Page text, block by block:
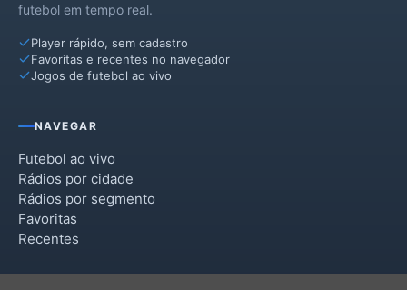
futebol em tempo real.
Player rápido, sem cadastro
Favoritas e recentes no navegador
Jogos de futebol ao vivo
NAVEGAR
Futebol ao vivo
Rádios por cidade
Rádios por segmento
Favoritas
Recentes